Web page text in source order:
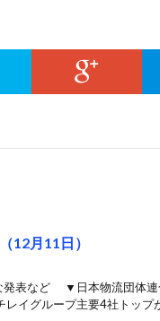
12月11日）
表など ▼日本物流団体連
イグループ主要4社トップ